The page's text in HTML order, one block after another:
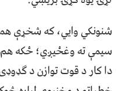
شنونکي وایي، که شخړې
سیمې ته وغځیږي؛ ځکه هم
دا کار د قوت توازن د